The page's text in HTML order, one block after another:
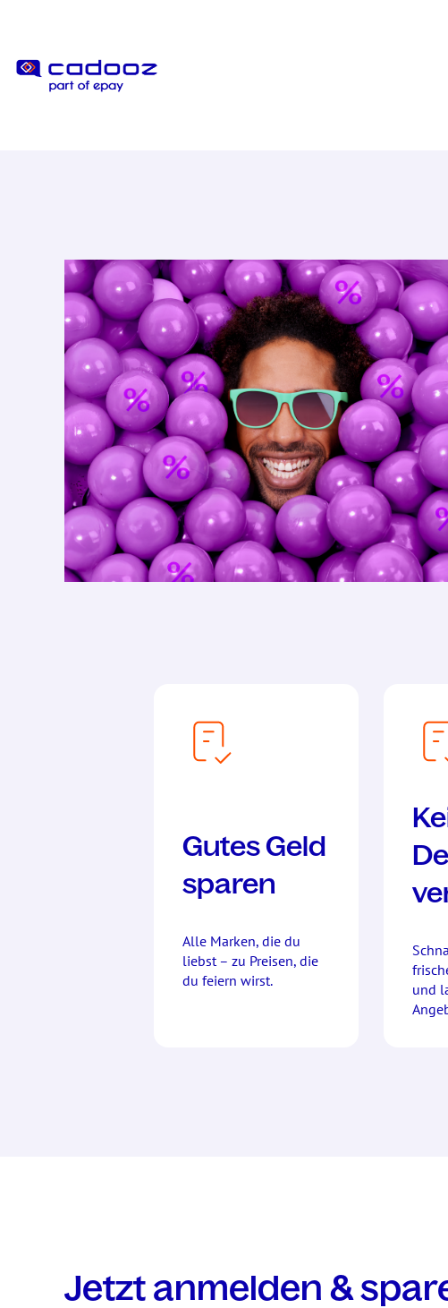
Gutes Geld
sparen
Alle Marken, die du
liebst – zu Preisen, die
du feiern wirst.
und
Jetzt anmelden &